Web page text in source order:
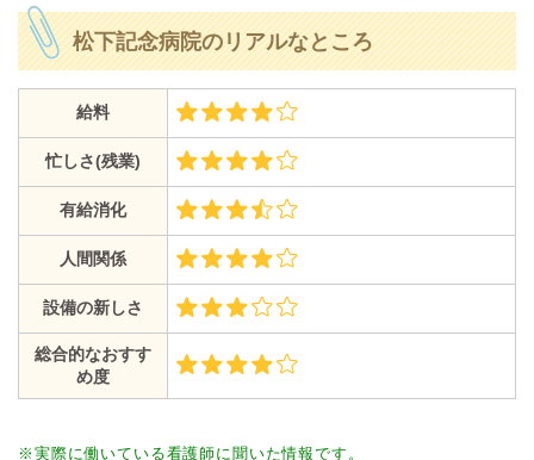
松下記念病院のリアルなところ
給料
忙しさ(残業)
有給消化
人間関係
設備の新しさ
総合的なおすす
め度
※実際に働いている看護師に聞いた情報です。